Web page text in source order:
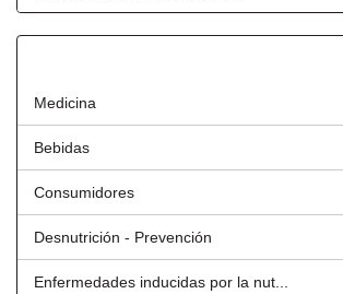
Medicina
Bebidas
Consumidores
Desnutrición - Prevención
Enfermedades inducidas por la nut...